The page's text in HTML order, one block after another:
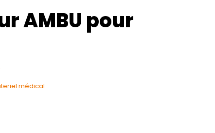
AMBU pour
médical